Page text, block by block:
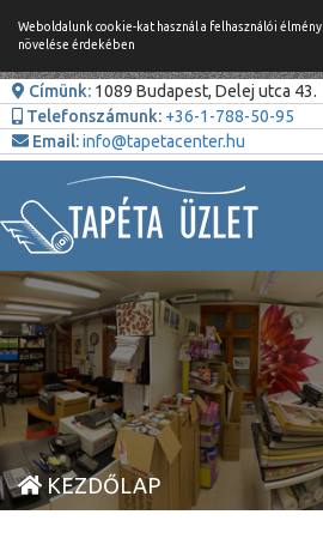
Weboldalunk cookie-kat használ a felhasználói élmény
növelése érdekében
Címünk: 1089 Budapest, Delej utca 43.
Telefonszámunk: +36-1-788-50-95
Email:info@tapetacenter.hu
KEZDŐLAP